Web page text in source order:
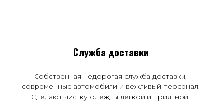
Служба доставки
Собственная недорогая служба доставки,
современные автомобили и вежливый персонал.
Сделают чистку одежды лёгкой и приятной.